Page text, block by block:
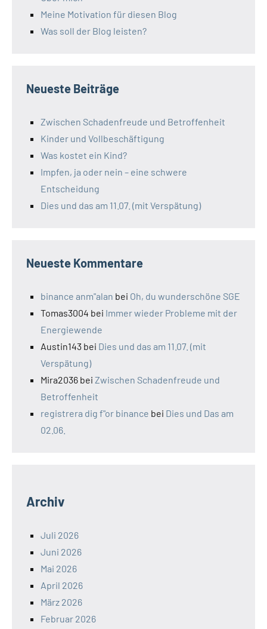
Meine Motivation für diesen Blog
Was soll der Blog leisten?
Neueste Beiträge
Zwischen Schadenfreude und Betroffenheit
Kinder und Vollbeschäftigung
Was kostet ein Kind?
Impfen, ja oder nein – eine schwere
Entscheidung
Dies und das am 11.07. (mit Verspätung)
Neueste Kommentare
binance anm"alan bei Oh, du wunderschöne SGE
Tomas3004 bei Immer wieder Probleme mit der
Energiewende
Austin143 bei Dies und das am 11.07. (mit
Verspätung)
Mira2036 bei Zwischen Schadenfreude und
Betroffenheit
registrera dig f"or binance bei Dies und Das am
02.06.
Archiv
Juli 2026
Juni 2026
Mai 2026
April 2026
März 2026
Februar 2026